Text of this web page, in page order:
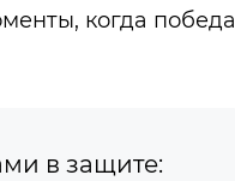
когда победа
в защите: